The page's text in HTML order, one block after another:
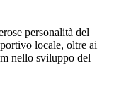
personalità del
locale, oltre ai
nello sviluppo del